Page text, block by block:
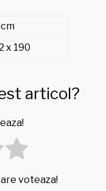
x 190
articol?
voteaza!